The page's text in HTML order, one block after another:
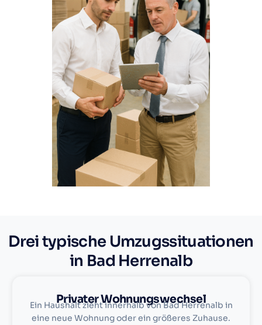
Drei typische Umzugssituationen
in Bad Herrenalb
Privater Wohnungswechsel
Ein Haushalt zieht innerhalb von Bad Herrenalb in
eine neue Wohnung oder ein größeres Zuhause.